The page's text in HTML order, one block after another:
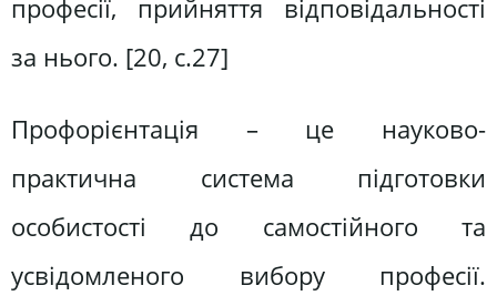
професії, прийняття відповідальності
за нього. [20, c.27]
Профорієнтація – це науково-
практична система підготовки
особистості до самостійного та
усвідомленого вибору професії.